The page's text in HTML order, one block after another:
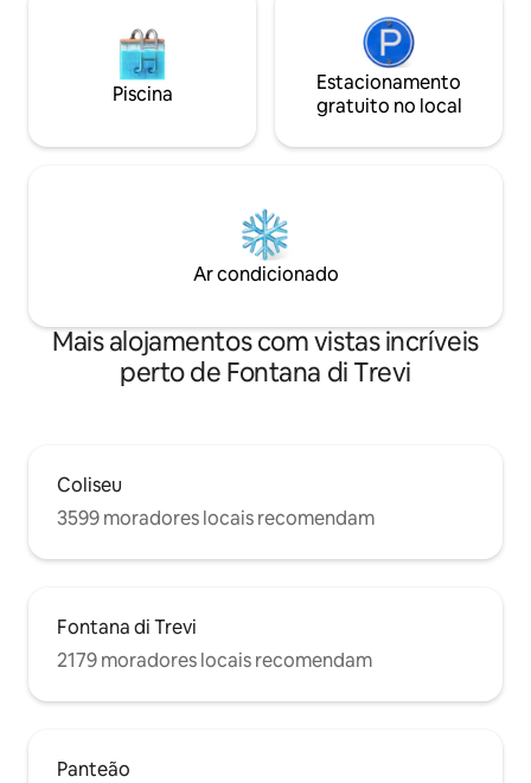
Piscina
Estacionamento
gratuito no local
Ar condicionado
Mais alojamentos com vistas incríveis
perto de Fontana di Trevi
Coliseu
3599 moradores locais recomendam
Fontana di Trevi
2179 moradores locais recomendam
Panteão